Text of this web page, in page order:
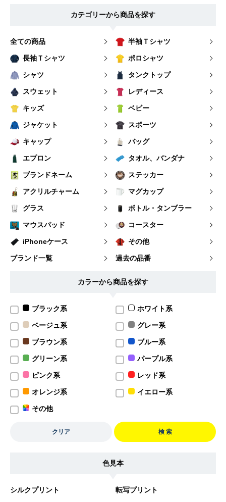
カテゴリーから商品を探す
全ての商品 半袖Ｔシャツ
長袖Ｔシャツ ポロシャツ
シャツ タンクトップ
スウェット レディース
キッズ ベビー
ジャケット スポーツ
キャップ バッグ
エプロン タオル、バンダナ
ブランドネーム ステッカー
アクリルチャーム マグカップ
グラス ボトル・タンブラー
マウスパッド コースター
iPhoneケース その他
ブランド一覧 過去の品番
カラーから商品を探す
ブラック系 ホワイト系
ベージュ系 グレー系
ブラウン系 ブルー系
グリーン系 パープル系
ピンク系 レッド系
オレンジ系 イエロー系
その他
クリア 検 索
色見本
シルクプリント 転写プリント